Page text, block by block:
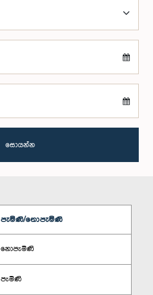
සොයන්න
පැමිණි/නොපැමිණි
නොපැමිණි
පැමිණි